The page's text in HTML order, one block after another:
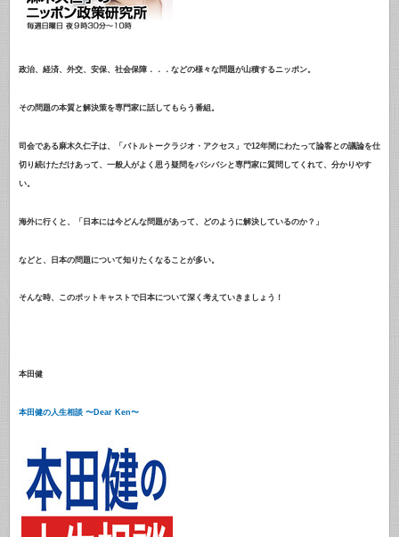
政治、経済、外交、安保、社会保障．．．などの様々な問題が山積するニッポン。
その問題の本質と解決策を専門家に話してもらう番組。
司会である麻木久仁子は、「バトルトークラジオ・アクセス」で12年間にわたって論客との議論を仕
切り続けただけあって、一般人がよく思う疑問をバシバシと専門家に質問してくれて、分かりやす
い。
海外に行くと、「日本には今どんな問題があって、どのように解決しているのか？」
などと、日本の問題について知りたくなることが多い。
そんな時、このポットキャストで日本について深く考えていきましょう！
本田健
本田健の人生相談 〜Dear Ken〜